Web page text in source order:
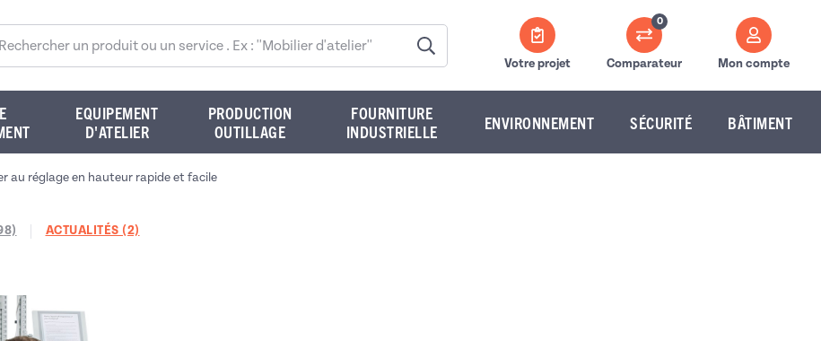
Votre projet
0
Comparateur Mon compte
EQUIPEMENT
D'ATELIER
PRODUCTION
OUTILLAGE
FOURNITURE
INDUSTRIELLE
ENVIRONNEMENT SÉCURITÉ BÂTIMENT
au réglage en hauteur rapide et facile
ACTUALITÉS (2)